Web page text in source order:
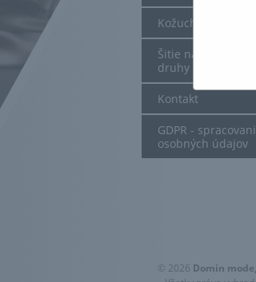
Kožuchy
Šitie na mieru -
druhy odevov
Kontakt
GDPR -
osobných údajov
© 2026 Domin